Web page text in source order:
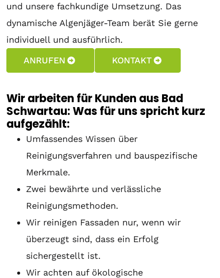
und unsere fachkundige Umsetzung. Das
dynamische Algenjäger-Team berät Sie gerne
individuell und ausführlich.
ANRUFEN
KONTAKT
Wir arbeiten für Kunden aus Bad
Schwartau: Was für uns spricht kurz
aufgezählt:
Umfassendes Wissen über
Reinigungsverfahren und bauspezifische
Merkmale.
Zwei bewährte und verlässliche
Reinigungsmethoden.
Wir reinigen Fassaden nur, wenn wir
überzeugt sind, dass ein Erfolg
sichergestellt ist.
Wir achten auf ökologische